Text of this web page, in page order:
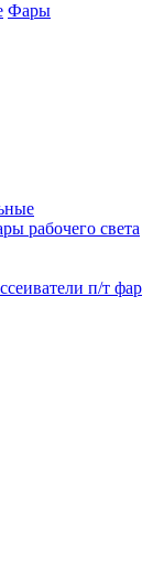
Фары
рабочего света
п/т фар